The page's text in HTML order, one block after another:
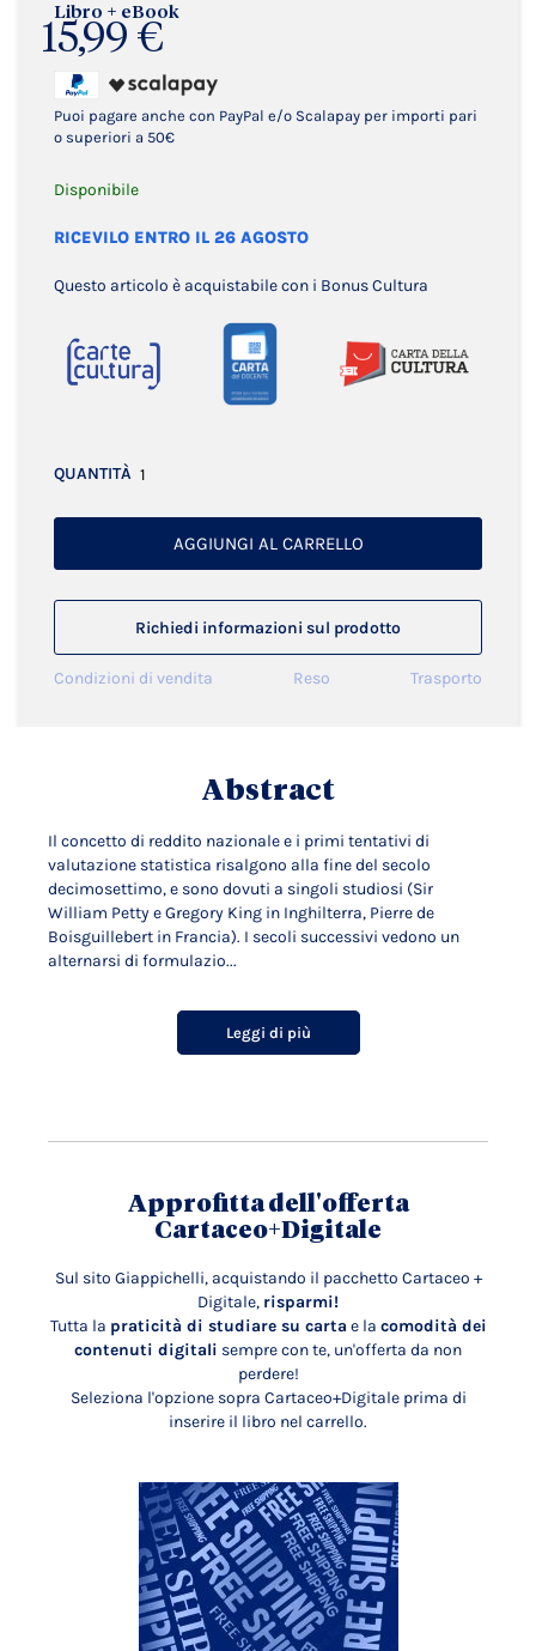
Libro + eBook
15,99 €
Puoi pagare anche con PayPal e/o Scalapay per importi pari
o superiori a 50€
Disponibile
RICEVILO ENTRO IL 26 AGOSTO
Questo articolo è acquistabile con i Bonus Cultura
QUANTITÀ
AGGIUNGI AL CARRELLO
Richiedi informazioni sul prodotto
Condizioni di vendita Reso Trasporto
Abstract
Il concetto di reddito nazionale e i primi tentativi di
valutazione statistica risalgono alla fine del secolo
decimosettimo, e sono dovuti a singoli studiosi (Sir
William Petty e Gregory King in Inghilterra, Pierre de
Boisguillebert in Francia). I secoli successivi vedono un
alternarsi di formulazio...
Leggi di più
Approfitta dell'offerta
Cartaceo+Digitale
Sul sito Giappichelli, acquistando il pacchetto Cartaceo +
Digitale, risparmi!
Tutta la praticità di studiare su carta e la comodità dei
contenuti digitali sempre con te, un'offerta da non
perdere!
Seleziona l'opzione sopra Cartaceo+Digitale prima di
inserire il libro nel carrello.